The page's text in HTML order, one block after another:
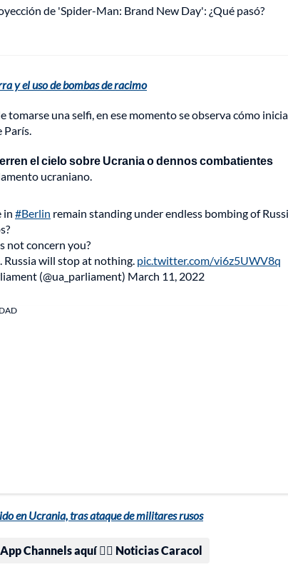
de 'Spider-Man: Brand New Day': ¿Qué pasó?
y el uso de bombas de racimo
una selfi, en ese momento se observa cómo
París.
el cielo sobre Ucrania o dennos combatientes
ucraniano.
in #Berlin remain standing under endless bombing of
not concern you?
. Russia will stop at nothing. pic.twitter.com/vi6z5UWV8q
(@ua_parliament) March 11, 2022
en Ucrania, tras ataque de militares rusos
Channels aquí 👉🏻 Noticias Caracol